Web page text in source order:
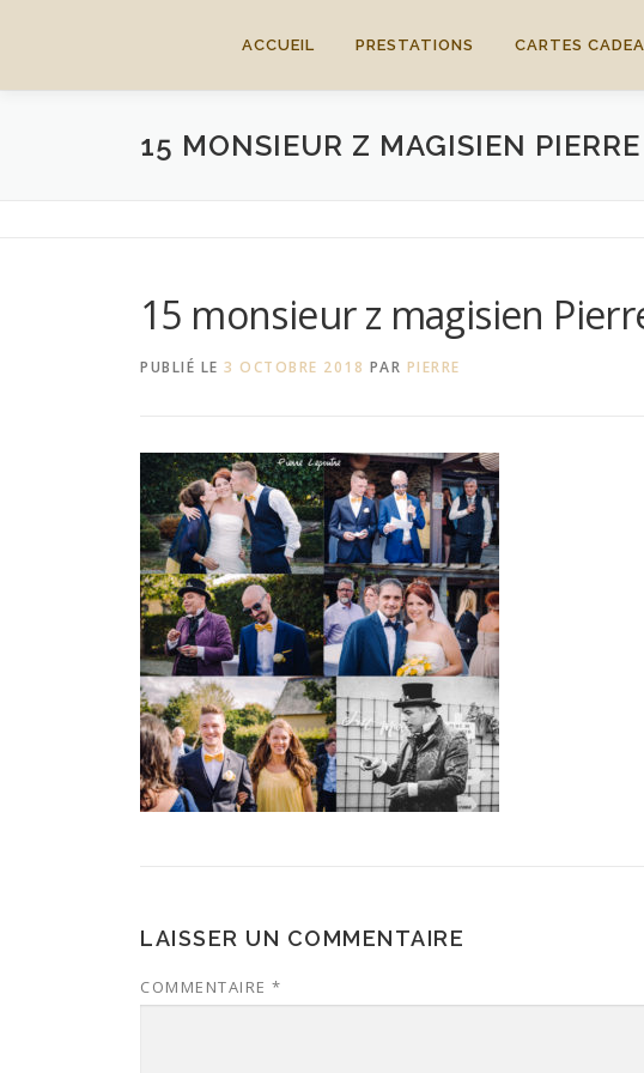
ACCUEIL PRESTATIONS CARTES
15 MONSIEUR Z MAGISIEN
15 monsieur z magisien
PUBLIÉ LE 3 OCTOBRE 2018 PAR PIERRE
LAISSER UN COMMENTAIRE
COMMENTAIRE *